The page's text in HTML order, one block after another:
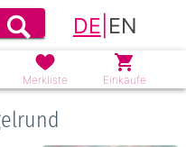
DE EN
Merkliste Einkäufe